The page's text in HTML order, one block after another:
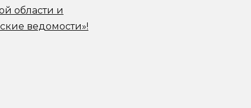
области и
ведомости»!